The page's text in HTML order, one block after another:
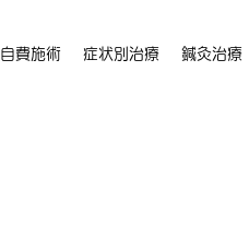
自費施術 症状別治療 鍼灸治療